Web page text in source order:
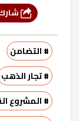
# التضامن
# تجار الذهب
# المشروع